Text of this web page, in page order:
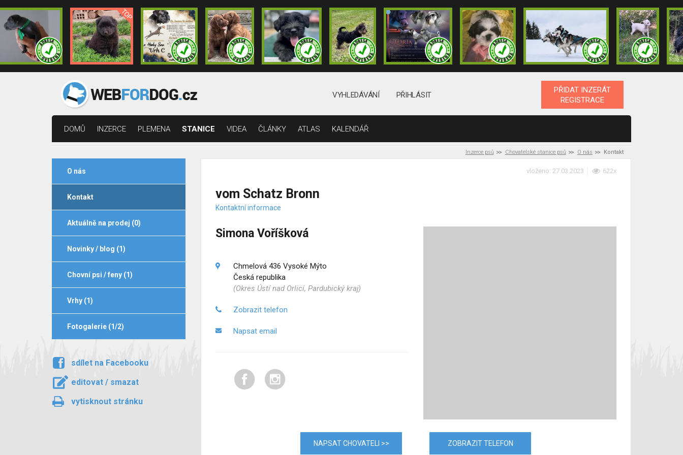
VYHLEDÁVÁNÍ PŘIHLÁSIT
PŘIDAT INZERÁT
REGISTRACE
DOMŮ INZERCE PLEMENA STANICE VIDEA ČLÁNKY ATLAS KALENDÁŘ
Inzerce psů Chovatelské stanice psů O nás Kontakt
O nás
Kontakt
Aktuálně na prodej (0)
Novinky / blog (1)
Chovní psi / feny (1)
Vrhy (1)
Fotogalerie (1/2)
sdílet na Facebooku
editovat / smazat
vytisknout stránku
vloženo: 27.03.2023 622x
vom Schatz Bronn
Kontaktní informace
Simona Voříšková
Chmelová 436 Vysoké Mýto
Česká republika
(Okres Ústí nad Orlicí, Pardubický kraj)
Zobrazit telefon
Napsat email
NAPSAT CHOVATELI >> ZOBRAZIT TELEFON